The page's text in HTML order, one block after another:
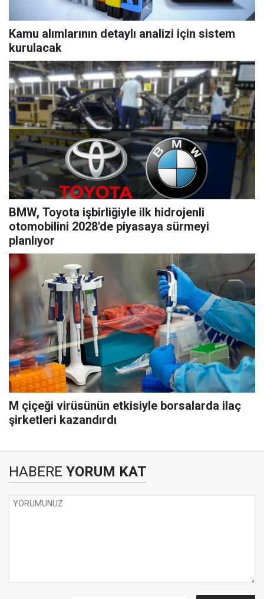
Kamu alımlarının detaylı analizi için sistem
kurulacak
BMW, Toyota işbirliğiyle ilk hidrojenli
otomobilini 2028'de piyasaya sürmeyi
planlıyor
M çiçeği virüsünün etkisiyle borsalarda ilaç
şirketleri kazandırdı
HABERE YORUM KAT